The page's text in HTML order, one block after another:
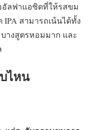
ลฟาแอซิดที่ให้รสขม
สามารถเน้นได้ทั้ง
างสูตรหอมมาก และ
ไหน